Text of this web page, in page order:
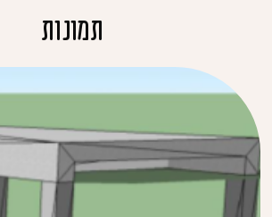
תמונות